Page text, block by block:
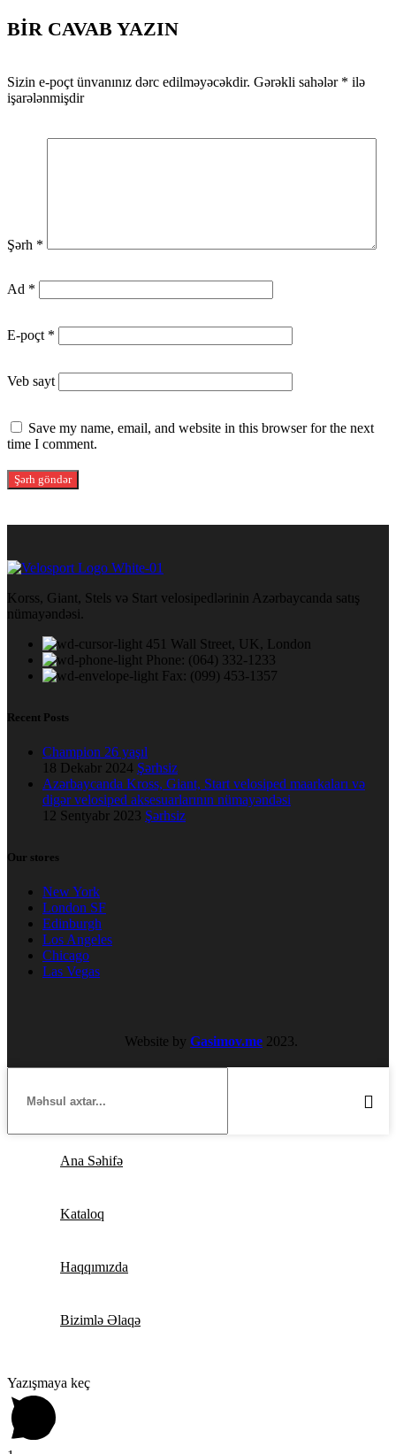
BIR CAVAB YAZIN
Sizin e-poçt ünvanınız dərc edilməyəcəkdir. Gərəkli sahələr * ilə
işarələnmişdir
Şərh *
Ad *
E-poçt *
Veb sayt
Save my name, email, and website in this browser for the next
time I comment.
Korss, Giant, Stels və Start velosipedlərinin Azərbaycanda satış
nümayəndəsi.
451 Wall Street, UK, London
Phone: (064) 332-1233
Fax: (099) 453-1357
Recent Posts
Champion 26 yaşıl
18 Dekabr 2024 Şərhsiz
Azərbaycanda Kross, Giant, Start velosiped maarkaları və
digər velosiped aksesuarlarının nümayəndəsi
12 Sentyabr 2023 Şərhsiz
Our stores
New York
London SF
Edinburgh
Los Angeles
Chicago
Las Vegas
Website by Gasimov.me 2023.
Ana Səhifə
Kataloq
Haqqımızda
Bizimlə Əlaqə
Yazışmaya keç